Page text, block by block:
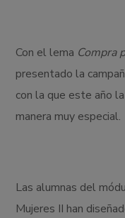
Con el lema Compra
presentado la
con la que este año
manera muy especial.
Las alumnas del
Mujeres II han